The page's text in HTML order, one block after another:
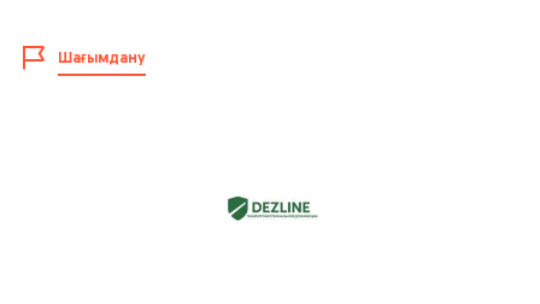
Услуги:
Обработка территорий от клещей
предприятия и гос. учреждения
Шағымдану